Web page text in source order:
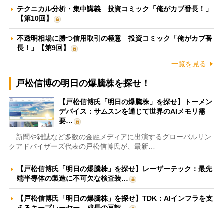
テクニカル分析・集中講義 投資コミック「俺がカブ番長！」
【第10回】
不透明相場に勝つ信用取引の極意 投資コミック「俺がカブ番
長！」【第9回】
一覧を見る
戸松信博の明日の爆騰株を探せ！
【戸松信博氏「明日の爆騰株」を探せ】トーメン
デバイス：サムスンを通じて世界のAIメモリ需
要…
新聞や雑誌など多数の金融メディアに出演するグローバルリン
クアドバイザーズ代表の戸松信博氏が、最新…
【戸松信博氏「明日の爆騰株」を探せ】レーザーテック：最先
端半導体の製造に不可欠な検査装…
【戸松信博氏「明日の爆騰株」を探せ】TDK：AIインフラを支